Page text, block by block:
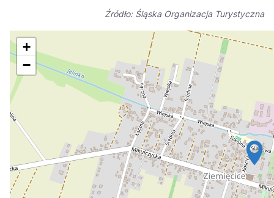
Italiano
Nederlands
Português
Suomi
Україна
Zamknij
Źródło: Śląska Organizacja Turystyczna
+
−